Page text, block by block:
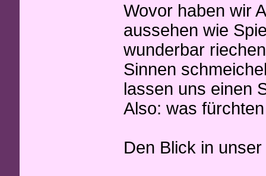
Wovor haben wir
aussehen wie
wunderbar
Sinnen
lassen uns einen
Also: was
Den Blick in